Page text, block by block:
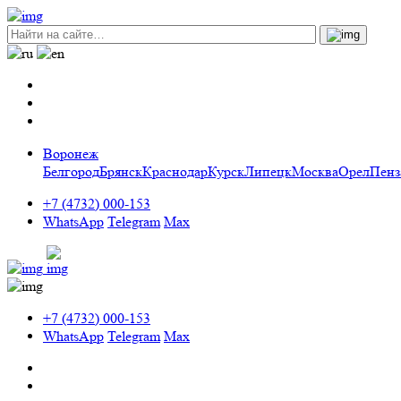
Воронеж
БелгородБрянскКраснодарКурскЛипецкМоскваОрел
+7 (4732) 000-153
WhatsApp Telegram Max
+7 (4732) 000-153
WhatsApp Telegram Max